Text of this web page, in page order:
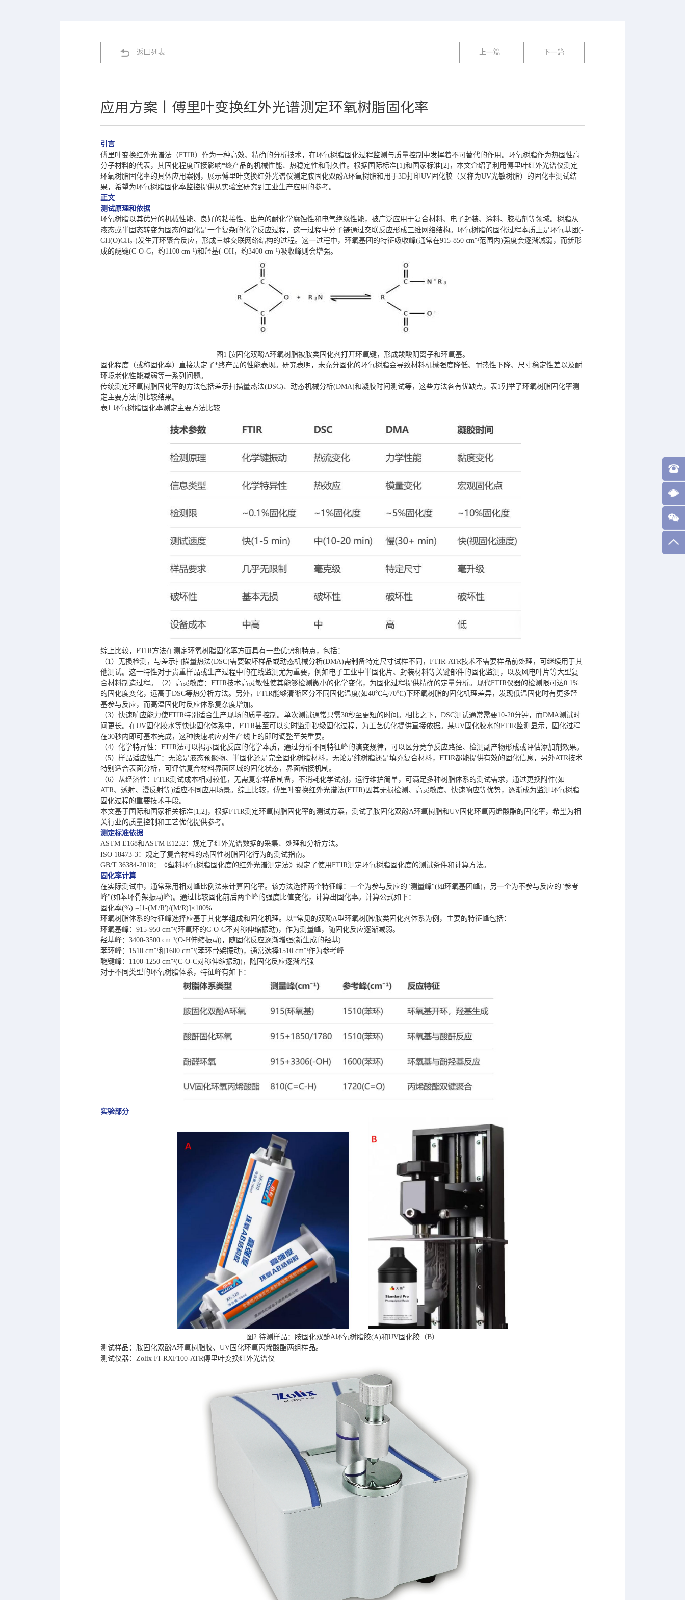
返回列表 上一篇 下一篇
应用方案丨傅里叶变换红外光谱测定环氧树脂固化率
引言
傅里叶变换红外光谱法（FTIR）作为一种高效、精确的分析技术，在环氧树脂固化过程监测与质量控制中发挥着不可替代的作用。环氧树脂作为热固性高
分子材料的代表，其固化程度直接影响*终产品的机械性能、热稳定性和耐久性。根据国际标准[1]和国家标准[2]，本文介绍了利用傅里叶红外光谱仪测定
环氧树脂固化率的具体应用案例，展示傅里叶变换红外光谱仪测定胺固化双酚A环氧树脂和用于3D打印UV固化胶（又称为UV光敏树脂）的固化率测试结
果，希望为环氧树脂固化率监控提供从实验室研究到工业生产应用的参考。
正文
测试原理和依据
环氧树脂以其优异的机械性能、良好的粘接性、出色的耐化学腐蚀性和电气绝缘性能，被广泛应用于复合材料、电子封装、涂料、胶粘剂等领域。树脂从
液态或半固态转变为固态的固化是一个复杂的化学反应过程，这一过程中分子链通过交联反应形成三维网络结构。环氧树脂的固化过程本质上是环氧基团(-
CH(O)CH₂-)发生开环聚合反应，形成三维交联网络结构的过程。这一过程中，环氧基团的特征吸收峰(通常在915-850 cm⁻¹范围内)强度会逐渐减弱，而新形
成的醚键(C-O-C，约1100 cm⁻¹)和羟基(-OH，约3400 cm⁻¹)吸收峰则会增强。
图1 胺固化双酚A环氧树脂被胺类固化剂打开环氧键，形成羧酸阴离子和环氧基。
固化程度（或称固化率）直接决定了*终产品的性能表现。研究表明，未充分固化的环氧树脂会导致材料机械强度降低、耐热性下降、尺寸稳定性差以及耐
环境老化性能减弱等一系列问题。
传统测定环氧树脂固化率的方法包括差示扫描量热法(DSC)、动态机械分析(DMA)和凝胶时间测试等，这些方法各有优缺点，表1列举了环氧树脂固化率测
定主要方法的比较结果。
表1 环氧树脂固化率测定主要方法比较
综上比较，FTIR方法在测定环氧树脂固化率方面具有一些优势和特点，包括：
（1）无损检测，与差示扫描量热法(DSC)需要破坏样品或动态机械分析(DMA)需制备特定尺寸试样不同，FTIR-ATR技术不需要样品前处理，可继续用于其
他测试。这一特性对于贵重样品或生产过程中的在线监测尤为重要，例如电子工业中半固化片、封装材料等关键部件的固化监测，以及风电叶片等大型复
合材料制造过程。（2）高灵敏度：FTIR技术高灵敏性使其能够检测微小的化学变化，为固化过程提供精确的定量分析。现代FTIR仪器的检测限可达0.1%
的固化度变化，远高于DSC等热分析方法。另外，FTIR能够清晰区分不同固化温度(如40℃与70℃)下环氧树脂的固化机理差异，发现低温固化时有更多羟
基参与反应，而高温固化时反应体系复杂度增加。
（3）快速响应能力使FTIR特别适合生产现场的质量控制。单次测试通常只需30秒至更短的时间。相比之下，DSC测试通常需要10-20分钟，而DMA测试时
间更长。在UV固化胶水等快速固化体系中，FTIR甚至可以实时监测秒级固化过程，为工艺优化提供直接依据。某UV固化胶水的FTIR监测显示，固化过程
在30秒内即可基本完成，这种快速响应对生产线上的即时调整至关重要。
（4）化学特异性：FTIR法可以揭示固化反应的化学本质，通过分析不同特征峰的演变规律，可以区分竞争反应路径、检测副产物形成或评估添加剂效果。
（5）样品适应性广：无论是液态预聚物、半固化还是完全固化树脂材料，无论是纯树脂还是填充复合材料，FTIR都能提供有效的固化信息，另外ATR技术
特别适合表面分析，可评估复合材料界面区域的固化状态，界面粘接机制。
（6）从经济性：FTIR测试成本相对较低，无需复杂样品制备，不消耗化学试剂，运行维护简单，可满足多种树脂体系的测试需求，通过更换附件(如
ATR、透射、漫反射等)适应不同应用场景。综上比较，傅里叶变换红外光谱法(FTIR)因其无损检测、高灵敏度、快速响应等优势，逐渐成为监测环氧树脂
固化过程的重要技术手段。
本文基于国际和国家相关标准[1,2]，根据FTIR测定环氧树脂固化率的测试方案，测试了胺固化双酚A环氧树脂和UV固化环氧丙烯酸酯的固化率，希望为相
关行业的质量控制和工艺优化提供参考。
测定标准依据
ASTM E168和ASTM E1252：规定了红外光谱数据的采集、处理和分析方法。
ISO 18473-3：规定了复合材料的热固性树脂固化行为的测试指南。
GB/T 36384-2018：《塑料环氧树脂固化度的红外光谱测定法》规定了使用FTIR测定环氧树脂固化度的测试条件和计算方法。
固化率计算
在实际测试中，通常采用相对峰比例法来计算固化率。该方法选择两个特征峰：一个为参与反应的"测量峰"(如环氧基团峰)，另一个为不参与反应的"参考
峰"(如苯环骨架振动峰)。通过比较固化前后两个峰的强度比值变化，计算出固化率。计算公式如下：
固化率(%) =[1-(M'/R')/(M/R)]×100%
环氧树脂体系的特征峰选择应基于其化学组成和固化机理。以*常见的双酚A型环氧树脂/胺类固化剂体系为例，主要的特征峰包括：
环氧基峰：915-950 cm⁻¹(环氧环的C-O-C不对称伸缩振动)，作为测量峰，随固化反应逐渐减弱。
羟基峰：3400-3500 cm⁻¹(O-H伸缩振动)，随固化反应逐渐增强(新生成的羟基)
苯环峰：1510 cm⁻¹和1600 cm⁻¹(苯环骨架振动)，通常选择1510 cm⁻¹作为参考峰
醚键峰：1100-1250 cm⁻¹(C-O-C对称伸缩振动)，随固化反应逐渐增强
对于不同类型的环氧树脂体系，特征峰有如下：
实验部分
图2 待测样品：胺固化双酚A环氧树脂胶(A)和UV固化胶（B）
测试样品：胺固化双酚A环氧树脂胶、UV固化环氧丙烯酸酯两组样品。
测试仪器：Zolix FI-RXF100-ATR傅里叶变换红外光谱仪